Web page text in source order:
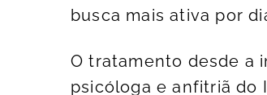
busca mais ativa por
O tratamento desde a
psicóloga e anfitriã do